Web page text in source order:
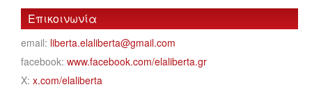
Επικοινωνία
email: liberta.elaliberta@gmail.com
facebook: www.facebook.com/elaliberta.gr
X: x.com/elaliberta